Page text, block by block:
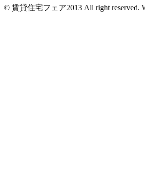
© 賃貸住宅フェア2013 All right reserved.